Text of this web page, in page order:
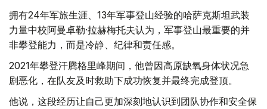
拥有24年军旅生涯、13年军事登山经验的哈萨克斯坦武装
力量中校阿曼卓勒·拉赫梅托夫认为，军事登山最重要的并
非攀登能力，而是冷静、纪律和责任感。
2021年攀登汗腾格里峰期间，他曾因高原缺氧身体状况急
剧恶化，在队友及时救助下成功恢复并最终完成登顶。
他说，这段经历让自己更加深刻地认识到团队协作和安全保